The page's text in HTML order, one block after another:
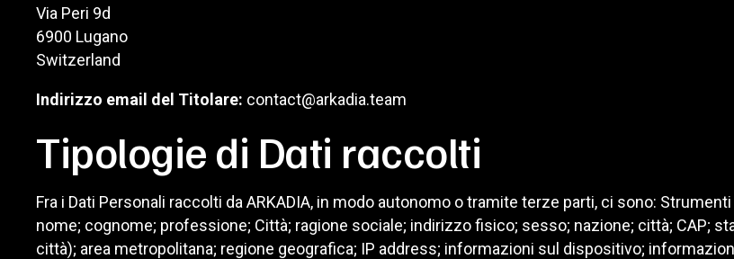
Via Peri 9d
6900 Lugano
Switzerland
Indirizzo email del Titolare: contact@arkadia.team
Tipologie di Dati raccolti
Fra i Dati Personali raccolti da ARKADIA, in modo autonomo o tramite terze parti, ci sono:
nome; cognome; professione; Città; ragione sociale; indirizzo fisico; sesso; nazione; città; CAP;
città); area metropolitana; regione geografica; IP address; informazioni sul dispositivo;